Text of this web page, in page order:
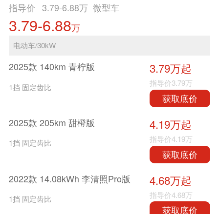
指导价 3.79-6.88万 微型车
3.79-6.88万
电动车/30kW
2025款 140km 青柠版
1挡 固定齿比
3.79万起
指导价3.79万
获取底价
2025款 205km 甜橙版
1挡 固定齿比
4.19万起
指导价4.19万
获取底价
2022款 14.08kWh 李清照Pro版
1挡 固定齿比
4.68万起
指导价4.68万
获取底价